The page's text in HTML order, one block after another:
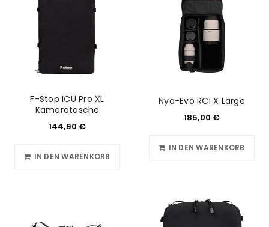
F-Stop ICU Pro XL
Kameratasche
144,90 €
IN DEN WARENKORB
Nya-Evo RCI X Large
185,00 €
IN DEN WARENKORB